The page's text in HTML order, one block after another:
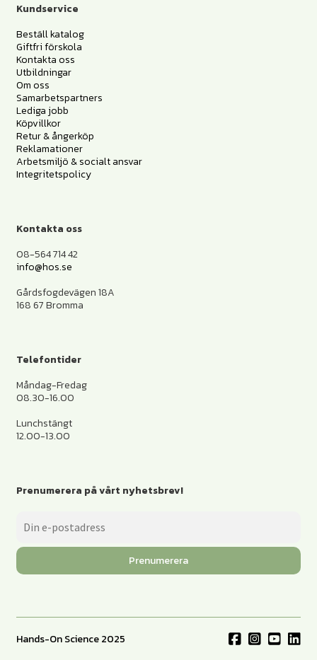
Kundservice
Beställ katalog
Giftfri förskola
Kontakta oss
Utbildningar
Om oss
Samarbetspartners
Lediga jobb
Köpvillkor
Retur & ångerköp
Reklamationer
Arbetsmiljö & socialt ansvar
Integritetspolicy
Kontakta oss
08-564 714 42
info@hos.se
Gårdsfogdevägen 18A
168 67 Bromma
Telefontider
Måndag-Fredag
08.30-16.00
Lunchstängt
12.00-13.00
Prenumerera på vårt nyhetsbrev!
Prenumerera
Hands-On Science 2025